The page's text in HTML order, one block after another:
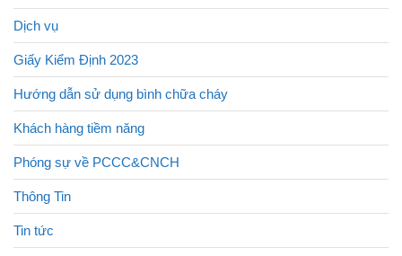
Dịch vụ
Giấy Kiểm Định 2023
Hướng dẫn sử dụng bình chữa cháy
Khách hàng tiềm năng
Phóng sự về PCCC&CNCH
Thông Tin
Tin tức